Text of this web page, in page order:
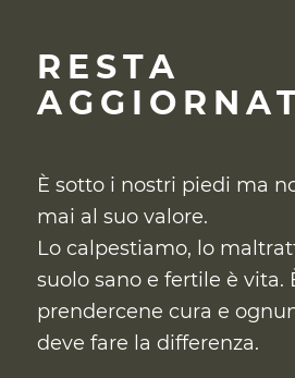
RESTA
È sotto i nostri piedi ma
mai al suo valore.
Lo calpestiamo, lo
suolo sano e fertile è vita.
prendercene cura e
deve fare la differenza.